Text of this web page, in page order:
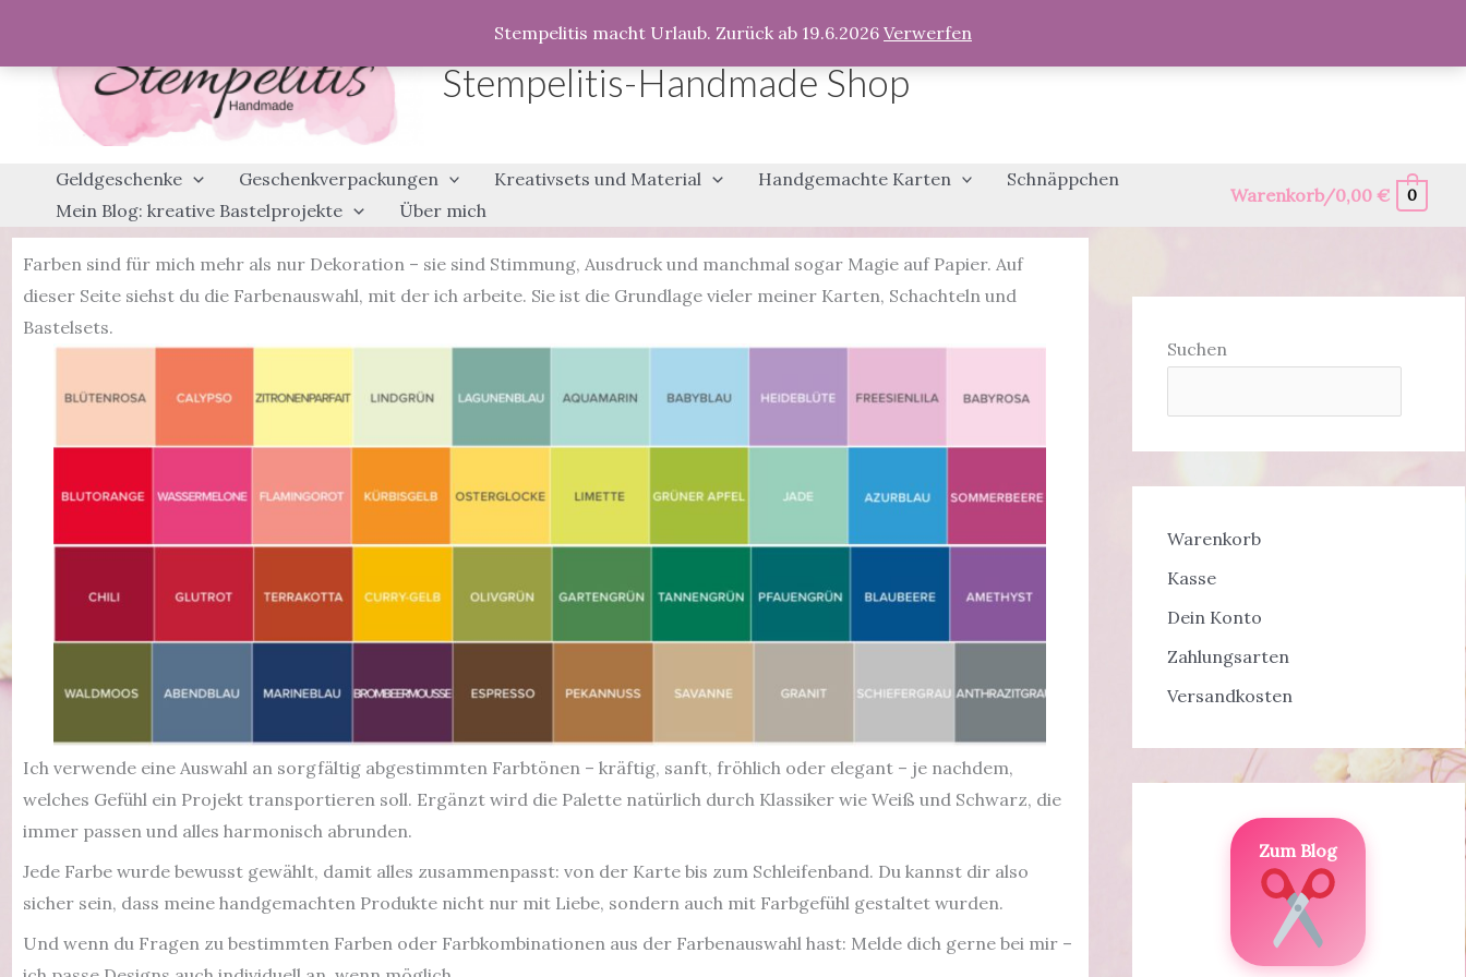
Stempelitis macht Urlaub. Zurück ab 19.6.2026 Verwerfen
springen
Stempelitis-Handmade Shop
Geldgeschenke Geschenkverpackungen Kreativsets und Material Handgemachte Karten
Schnäppchen
Mein Blog: kreative Bastelprojekte
Über mich
Warenkorb/0,00€ 0
Farben sind für mich mehr als nur Dekoration – sie sind Stimmung, Ausdruck und manchmal sogar Magie auf Papier. Auf
dieser Seite siehst du die Farbenauswahl, mit der ich arbeite. Sie ist die Grundlage vieler meiner Karten, Schachteln und
Bastelsets.
Ich verwende eine Auswahl an sorgfältig abgestimmten Farbtönen – kräftig, sanft, fröhlich oder elegant – je nachdem,
welches Gefühl ein Projekt transportieren soll. Ergänzt wird die Palette natürlich durch Klassiker wie Weiß und Schwarz, die
immer passen und alles harmonisch abrunden.
Jede Farbe wurde bewusst gewählt, damit alles zusammenpasst: von der Karte bis zum Schleifenband. Du kannst dir also
sicher sein, dass meine handgemachten Produkte nicht nur mit Liebe, sondern auch mit Farbgefühl gestaltet wurden.
Und wenn du Fragen zu bestimmten Farben oder Farbkombinationen aus der Farbenauswahl hast: Melde dich gerne bei mir –
Suchen
Warenkorb
Kasse
Dein Konto
Zahlungsarten
Versandkosten
Zum Blog